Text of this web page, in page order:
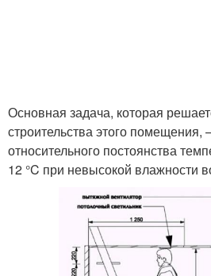
Основная задача, которая
строительства этого
относительного постоянства
12 °C при невысокой влажности